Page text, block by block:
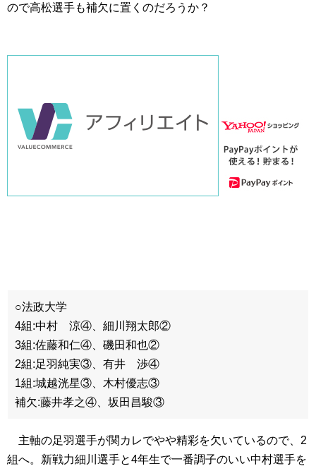
ので高松選手も補欠に置くのだろうか？
○法政大学
4組:中村 涼④、細川翔太郎②
3組:佐藤和仁④、磯田和也②
2組:足羽純実③、有井 渉④
1組:城越洸星③、木村優志③
補欠:藤井孝之④、坂田昌駿③
主軸の足羽選手が関カレでやや精彩を欠いているので、2
組へ。新戦力細川選手と4年生で一番調子のいい中村選手を